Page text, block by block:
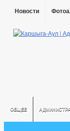
Новости
ОБЩЕЕ